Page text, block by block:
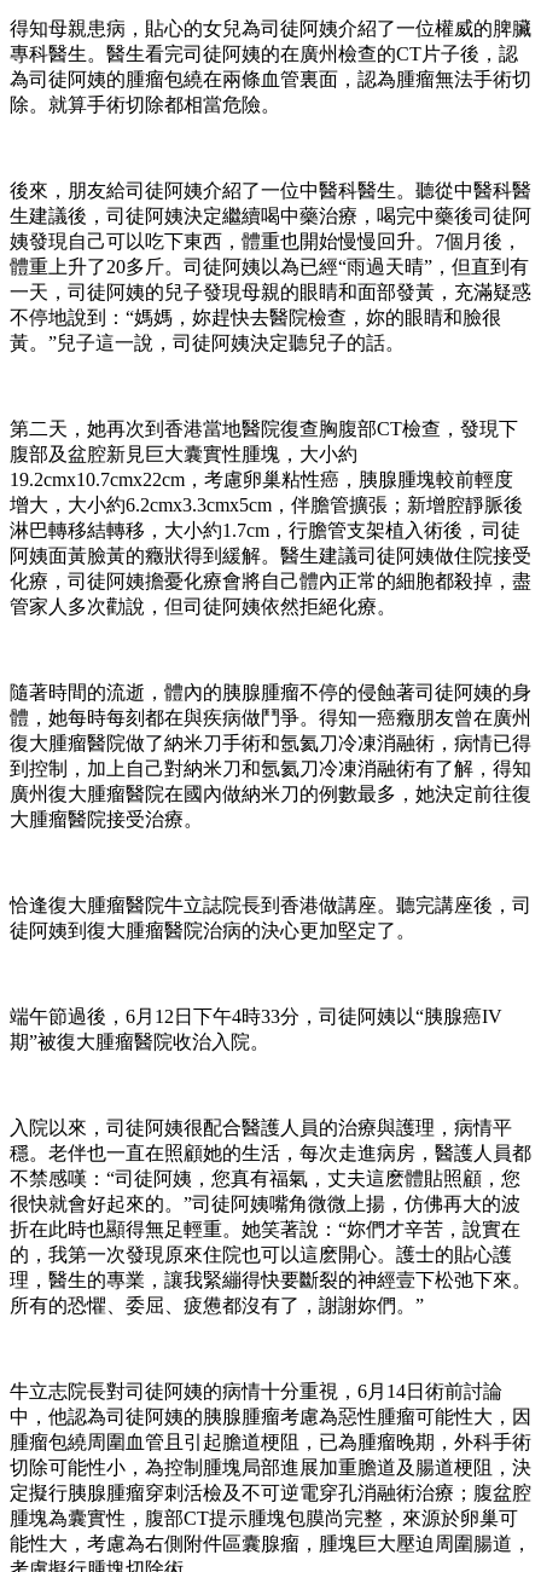
得知母親患病，貼心的女兒為司徒阿姨介紹了一位權威的脾臟
專科醫生。醫生看完司徒阿姨的在廣州檢查的CT片子後，認
為司徒阿姨的腫瘤包繞在兩條血管裏面，認為腫瘤無法手術切
除。就算手術切除都相當危險。
後來，朋友給司徒阿姨介紹了一位中醫科醫生。聽從中醫科醫
生建議後，司徒阿姨決定繼續喝中藥治療，喝完中藥後司徒阿
姨發現自己可以吃下東西，體重也開始慢慢回升。7個月後，
體重上升了20多斤。司徒阿姨以為已經“雨過天晴”，但直到有
一天，司徒阿姨的兒子發現母親的眼睛和面部發黃，充滿疑惑
不停地說到：“媽媽，妳趕快去醫院檢查，妳的眼睛和臉很
黃。”兒子這一說，司徒阿姨決定聽兒子的話。
第二天，她再次到香港當地醫院復查胸腹部CT檢查，發現下
腹部及盆腔新見巨大囊實性腫塊，大小約
19.2cmx10.7cmx22cm，考慮卵巢粘性癌，胰腺腫塊較前輕度
增大，大小約6.2cmx3.3cmx5cm，伴膽管擴張；新增腔靜脈後
淋巴轉移結轉移，大小約1.7cm，行膽管支架植入術後，司徒
阿姨面黃臉黃的癥狀得到緩解。醫生建議司徒阿姨做住院接受
化療，司徒阿姨擔憂化療會將自己體內正常的細胞都殺掉，盡
管家人多次勸說，但司徒阿姨依然拒絕化療。
隨著時間的流逝，體內的胰腺腫瘤不停的侵蝕著司徒阿姨的身
體，她每時每刻都在與疾病做鬥爭。得知一癌癥朋友曾在廣州
復大腫瘤醫院做了納米刀手術和氬氦刀冷凍消融術，病情已得
到控制，加上自己對納米刀和氬氦刀冷凍消融術有了解，得知
廣州復大腫瘤醫院在國內做納米刀的例數最多，她決定前往復
大腫瘤醫院接受治療。
恰逢復大腫瘤醫院牛立誌院長到香港做講座。聽完講座後，司
徒阿姨到復大腫瘤醫院治病的決心更加堅定了。
端午節過後，6月12日下午4時33分，司徒阿姨以“胰腺癌IV
期”被復大腫瘤醫院收治入院。
入院以來，司徒阿姨很配合醫護人員的治療與護理，病情平
穩。老伴也一直在照顧她的生活，每次走進病房，醫護人員都
不禁感嘆：“司徒阿姨，您真有福氣，丈夫這麽體貼照顧，您
很快就會好起來的。”司徒阿姨嘴角微微上揚，仿佛再大的波
折在此時也顯得無足輕重。她笑著說：“妳們才辛苦，說實在
的，我第一次發現原來住院也可以這麽開心。護士的貼心護
理，醫生的專業，讓我緊繃得快要斷裂的神經壹下松弛下來。
所有的恐懼、委屈、疲憊都沒有了，謝謝妳們。”
牛立志院長對司徒阿姨的病情十分重視，6月14日術前討論
中，他認為司徒阿姨的胰腺腫瘤考慮為惡性腫瘤可能性大，因
腫瘤包繞周圍血管且引起膽道梗阻，已為腫瘤晚期，外科手術
切除可能性小，為控制腫塊局部進展加重膽道及腸道梗阻，決
定擬行胰腺腫瘤穿刺活檢及不可逆電穿孔消融術治療；腹盆腔
腫塊為囊實性，腹部CT提示腫塊包膜尚完整，來源於卵巢可
能性大，考慮為右側附件區囊腺瘤，腫塊巨大壓迫周圍腸道，